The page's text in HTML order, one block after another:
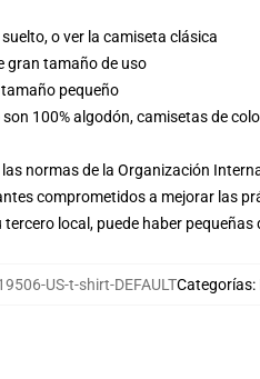
o ver la camiseta clásica
gran tamaño de uso
pequeño
100% algodón, camisetas de
normas de la Organización
comprometidos a mejorar las
local, puede haber
US-t-shirt-DEFAULTCategorías: